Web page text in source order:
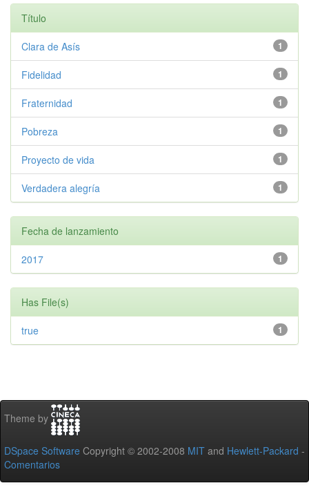
Título
1
Clara de Asís
1
Fidelidad
1
Fraternidad
1
Pobreza
1
Proyecto de vida
1
Verdadera alegría
Fecha de lanzamiento
1
2017
Has File(s)
1
true
Theme by
DSpace Software Copyright © 2002-2008 MIT and Hewlett-Packard -
Comentarios